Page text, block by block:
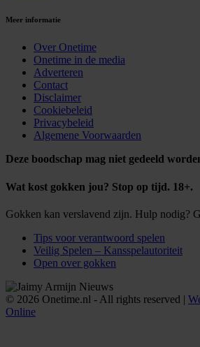
Meer informatie
Over Onetime
Onetime in de media
Adverteren
Contact
Disclaimer
Cookiebeleid
Privacybeleid
Algemene Voorwaarden
Deze boodschap mag niet gedeeld
Wat kost gokken jou? Stop op tijd. 18+.
Gokken kan verslavend zijn. Hulp nodig?
Tips voor verantwoord spelen
Veilig Spelen – Kansspelautoriteit
Open over gokken
© 2026 Onetime.nl - All rights reserved |
Online